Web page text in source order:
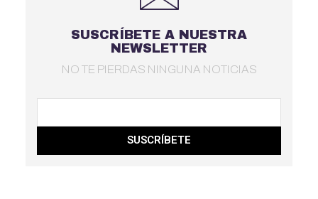
SUSCRÍBETE A NUESTRA
NEWSLETTER
NO TE PIERDAS NINGUNA NOTICIAS
SUSCRÍBETE